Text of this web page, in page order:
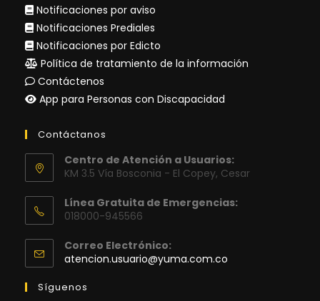
Notificaciones por aviso
Notificaciones Prediales
Notificaciones por Edicto
Política de tratamiento de la información
Contáctenos
App para Personas con Discapacidad
Contáctanos
Centro de Atención a Usuarios:
KM 3.5 Vía Bosconia - El Copey, Cesar
Línea Gratuita de Emergencias:
018000-945566
Correo Electrónico:
atencion.usuario@yuma.com.co
Síguenos